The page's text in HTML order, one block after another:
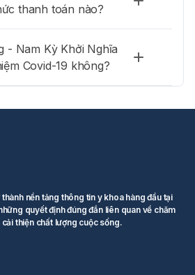
thanh toán nào?
- Nam Kỳ Khởi Nghĩa
Covid-19 không?
nền tảng thông tin y khoa hàng đầu tại
quyết định đúng đắn liên quan về chăm
thiện chất lượng cuộc sống.